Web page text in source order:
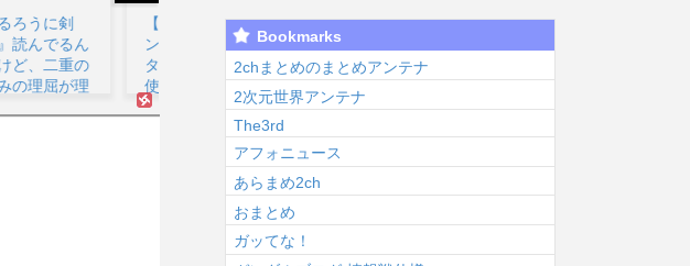
【悲報】ドラゴ
ンボールベジー
タ「誰だこんな
使えないゴミを
福田雄一「新ケ
ロロに福田組が
出ます！」→爆
死 ちいかわの
監督...
太鼓の達人、ゲ
ォント変更へ
値上げの影響
か...
【ヤニねこ】こ
Bookmarks
2chまとめのまとめアンテナ
2次元世界アンテナ
The3rd
アフォニュース
あらまめ2ch
おまとめ
ガッてな！